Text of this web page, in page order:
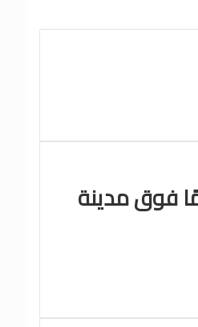
بالتحقيق بعد أن حلقت الطائرة الجنوبية الغربية على ارتفاع 525 قدمًا فوق مدينة